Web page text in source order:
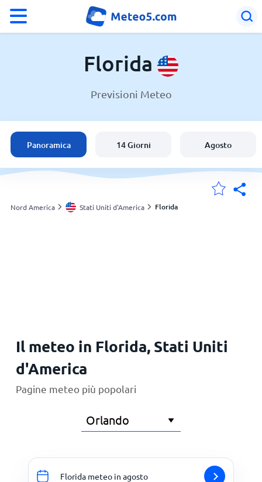
Stati Uniti d'America
Italia
Svizzera
Florida
Previsioni Meteo
Panoramica 14 Giorni Agosto
Nord America Stati Uniti d'America Florida
Il meteo in Florida, Stati Uniti
d'America
Pagine meteo più popolari
Florida meteo in agosto